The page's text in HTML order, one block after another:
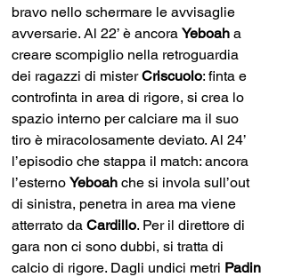
bravo nello schermare le avvisaglie
avversarie. Al 22’ è ancora Yeboah a
creare scompiglio nella retroguardia
dei ragazzi di mister Criscuolo: finta e
controfinta in area di rigore, si crea lo
spazio interno per calciare ma il suo
tiro è miracolosamente deviato. Al 24’
l’episodio che stappa il match: ancora
l’esterno Yeboah che si invola sull’out
di sinistra, penetra in area ma viene
atterrato da Cardillo. Per il direttore di
gara non ci sono dubbi, si tratta di
calcio di rigore. Dagli undici metri Padin